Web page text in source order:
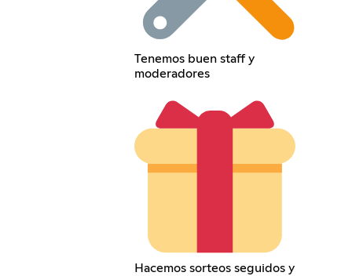
Tenemos buen staff y
moderadores
Hacemos sorteos seguidos y